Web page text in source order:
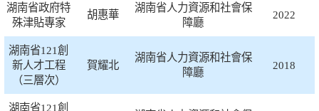
湖南省政府特
殊津貼專家
胡惠華
湖南省人力資源和社會保
障廳
2022
湖南省121創
新人才工程
（三層次）
賀耀北
湖南省人力資源和社會保
障廳
2018
湖南省121創